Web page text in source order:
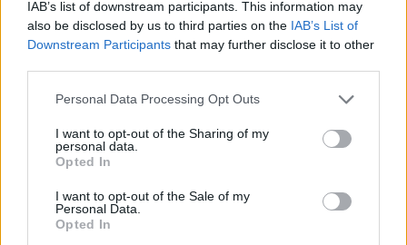
IAB’s list of downstream participants. This information may
also be disclosed by us to third parties on the IAB’s List of
Downstream Participants that may further disclose it to other
Please note that this website/app uses one or more Google
not limited to your visit or usage behaviour. You may click to
grant or deny consent to Google and its third-party tags to
use your data for below specified purposes in below Google
consent section.
Personal Data Processing Opt Outs
I want to opt-out of the Sharing of my
personal data.
Opted In
I want to opt-out of the Sale of my
Personal Data.
Opted In
oyuncusu Guilherme defnasif katkısının yanı sıra hücumda
da takımının önemli isimlerinden biri. Bu maç taraftarlarını bir
kez daha kendine aşık edebilir.
Comunio Öneriyor - 26. Hafta: Yeni transfer, çalımları
Hem defansif hem de ofansif
Samsunspor'a karşı hem de bir